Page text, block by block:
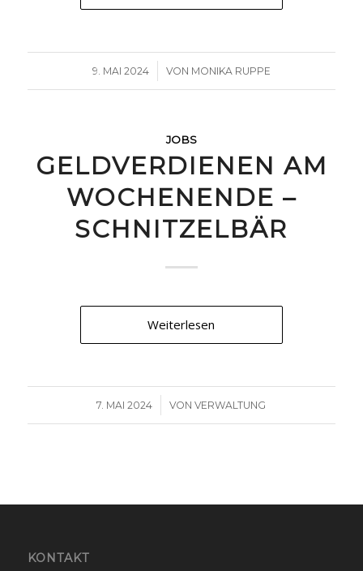
9. MAI 2024
/ VON MONIKA RUPPE
JOBS
GELDVERDIENEN AM
WOCHENENDE –
SCHNITZELBÄR
Weiterlesen
7. MAI 2024
/ VONVERWALTUNG
KONTAKT